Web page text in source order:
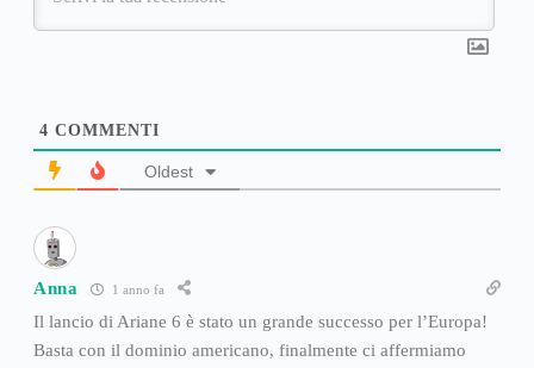
4 COMMENTI
Oldest
Anna 1 anno fa
Il lancio di Ariane 6 è stato un grande successo per l’Europa!
Basta con il dominio americano, finalmente ci affermiamo